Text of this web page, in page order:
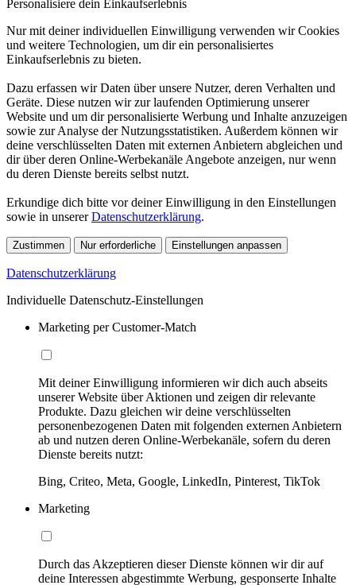
Personalisiere dein Einkaufserlebnis
Nur mit deiner individuellen Einwilligung verwenden wir Cookies
und weitere Technologien, um dir ein personalisiertes
Einkaufserlebnis zu bieten.
Dazu erfassen wir Daten über unsere Nutzer, deren Verhalten und
Geräte. Diese nutzen wir zur laufenden Optimierung unserer
Website und um dir personalisierte Werbung und Inhalte anzuzeigen
sowie zur Analyse der Nutzungsstatistiken. Außerdem können wir
deine verschlüsselten Daten mit externen Anbietern abgleichen und
dir über deren Online-Werbekanäle Angebote anzeigen, nur wenn
du deren Dienste bereits selbst nutzt.
Erkundige dich bitte vor deiner Einwilligung in den Einstellungen
sowie in unsererDatenschutzerklärung.
Zustimmen Nur erforderliche Einstellungen anpassen
Datenschutzerklärung
Individuelle Datenschutz-Einstellungen
Marketing per Customer-Match
Mit deiner Einwilligung informieren wir dich auch abseits
unserer Website über Aktionen und zeigen dir relevante
Produkte. Dazu gleichen wir deine verschlüsselten
personenbezogenen Daten mit folgenden externen Anbietern
ab und nutzen deren Online-Werbekanäle, sofern du deren
Dienste bereits nutzt:
Bing, Criteo, Meta, Google, LinkedIn, Pinterest, TikTok
Marketing
Durch das Akzeptieren dieser Dienste können wir dir auf
deine Interessen abgestimmte Werbung, gesponserte Inhalte